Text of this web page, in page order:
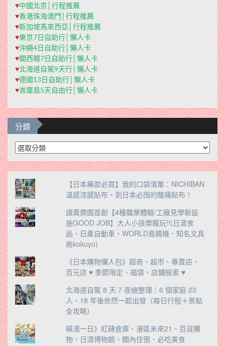
♥中國北京│行程推薦
♥香港珠海澳門│行程推薦
♥新加坡馬來西亞│行程推薦
♥東京7日自助行│懶人卡
♥沖繩4日自助行│懶人卡
♥關西親7日自助行│懶人卡
♥北海道自駕9天行│懶人卡
♥德國13日自助行│懶人卡
♥峇厘島5天自由行│懶人卡
分類
分
類
【日本藥妝必買】我的口袋清單：NICHIBAN
溫感涼感貼布，到日本必囤的酸痛貼布！
讀賣樂園首創【4種職業體驗/工廠見學新設
施GOOD JOB】大人小孩樂瘋玩!!(日清食
品、日產自動車、WORLD島精機、知名文具
商kokuyo)
《日本購物懶人包》超商、超市、專賣店、
百元店 ♥ 季節限定、福袋、店舖檢索 ♥
北海道自駕 8 天 7 夜總整理｜6 個家庭 23
人、18 年後依然一起出發（每日行程＋景點
全攻略）
橫濱一日》紅磚倉庫、港區未來21、百貨購
物、日清博物館、關內住宿、必吃美食